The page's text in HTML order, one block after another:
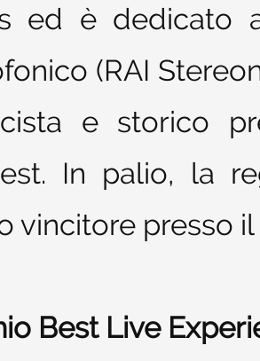
ed è dedicato
(RAI
e storico
In palio, la
vincitore presso
Best Live